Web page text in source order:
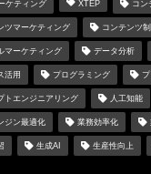
ケティング XTEP コン
ツマーケティング コンテンツ
マーケティング データ分析
活用 プログラミング
トエンジニアリング 人工知能
ジン最適化 業務効率化
生成AI 生産性向上